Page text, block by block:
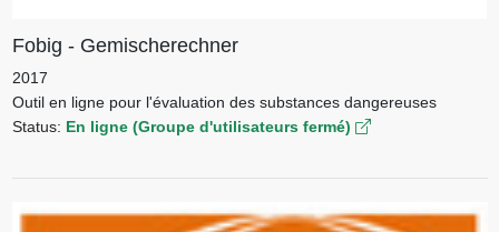
Fobig - Gemischerechner
2017
Outil en ligne pour l'évaluation des substances dangereuses
Status: En ligne (Groupe d'utilisateurs fermé)